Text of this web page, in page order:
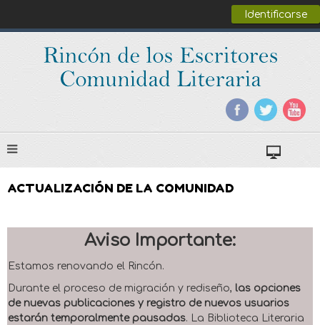
Identificarse
ACTUALIZACIÓN DE LA COMUNIDAD
Aviso Importante:
Estamos renovando el Rincón.
Durante el proceso de migración y rediseño, las opciones
de nuevas publicaciones y registro de nuevos usuarios
estarán temporalmente pausadas. La Biblioteca Literaria